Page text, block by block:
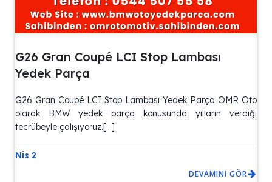
G26 Gran Coupé LCI Stop Lambası
Yedek Parça
G26 Gran Coupé LCI Stop Lambası Yedek Parça OMR Oto
olarak BMW yedek parça konusunda yılların verdiği
tecrübeyle çalışıyoruz.[…]
Nis 2
DEVAMINI GÖR